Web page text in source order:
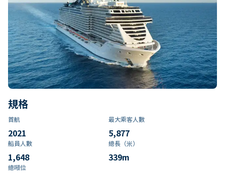
規格
首航
2021
最大乘客人數
5,877
船員人數
1,648
總長（米）
339m
總噸位